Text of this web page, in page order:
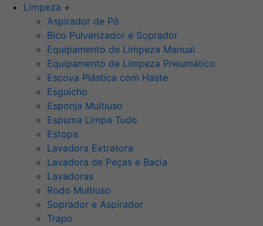
Limpeza +
Aspirador de Pó
Bico Pulverizador e Soprador
Equipamento de Limpeza Manual
Equipamento de Limpeza Pneumático
Escova Plástica com Haste
Esguicho
Esponja Multiuso
Espuma Limpa Tudo
Estopa
Lavadora Extratora
Lavadora de Peças e Bacia
Lavadoras
Rodo Multiuso
Soprador e Aspirador
Trapo